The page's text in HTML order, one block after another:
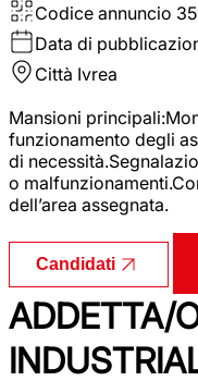
Codice annuncio
Data di
Città Ivrea
Mansioni
funzionamento degli
di
o
dell’area assegnata.
Candidati
ADDETTA/